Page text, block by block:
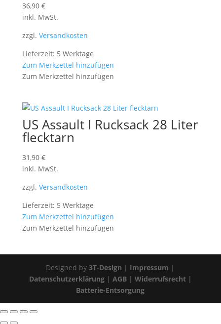
36,90 €
inkl. MwSt.
zzgl. Versandkosten
Lieferzeit: 5 Werktage
Zum Merkzettel hinzufügen
Zum Merkzettel hinzufügen
US Assault I Rucksack 28 Liter
flecktarn
31,90 €
inkl. MwSt.
zzgl. Versandkosten
Lieferzeit: 5 Werktage
Zum Merkzettel hinzufügen
Zum Merkzettel hinzufügen
Designed by3T-Design | Impressum |
Datenschutzerklärung| AGB| Widerrufsrecht|
Batterie-Entsorgung